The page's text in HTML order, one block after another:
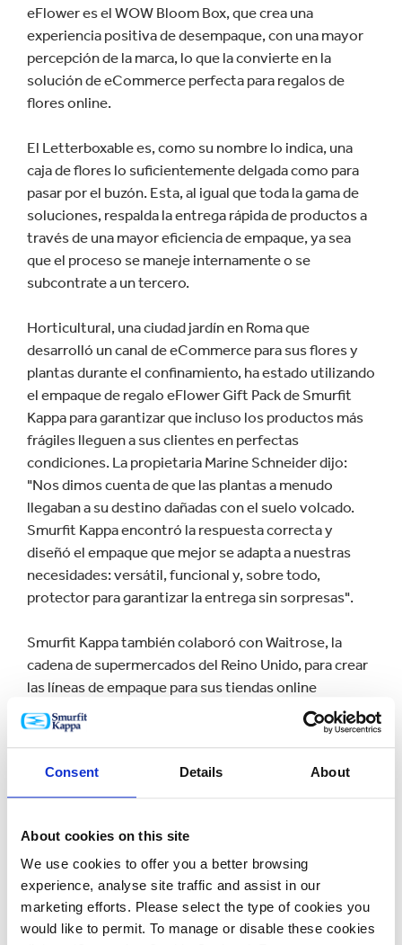
Consent Details About
About cookies on this site
We use cookies to offer you a better browsing
experience, analyse site traffic and assist in our
marketing efforts. Please select the type of cookies you
would like to permit. To manage or disable these cookies
eFlower es el WOW Bloom Box, que crea una
experiencia positiva de desempaque, con una mayor
percepción de la marca, lo que la convierte en la
solución de eCommerce perfecta para regalos de
flores online.
El Letterboxable es, como su nombre lo indica, una
caja de flores lo suficientemente delgada como para
pasar por el buzón. Esta, al igual que toda la gama de
soluciones, respalda la entrega rápida de productos a
través de una mayor eficiencia de empaque, ya sea
que el proceso se maneje internamente o se
subcontrate a un tercero.
Horticultural, una ciudad jardín en Roma que
desarrolló un canal de eCommerce para sus flores y
plantas durante el confinamiento, ha estado utilizando
el empaque de regalo eFlower Gift Pack de Smurfit
Kappa para garantizar que incluso los productos más
frágiles lleguen a sus clientes en perfectas
condiciones. La propietaria Marine Schneider dijo:
"Nos dimos cuenta de que las plantas a menudo
llegaban a su destino dañadas con el suelo volcado.
Smurfit Kappa encontró la respuesta correcta y
diseñó el empaque que mejor se adapta a nuestras
necesidades: versátil, funcional y, sobre todo,
protector para garantizar la entrega sin sorpresas".
Smurfit Kappa también colaboró con Waitrose, la
cadena de supermercados del Reino Unido, para crear
las líneas de empaque para sus tiendas online
especializadas que ofrecen flores, vino y productos
para mascotas. La identidad de marca premium de
empaque sostenible que se lanzó antes del pico de
temporada de ventas del Día de San Valentín y el Día
Al comentar sobre el nuevo portafolio, Arco
Berkenbosch, Vicepresidente de Innovación y
Desarrollo de Smurfit Kappa, dijo: "Las flores se están
volviendo menos impulsadas por los eventos y más